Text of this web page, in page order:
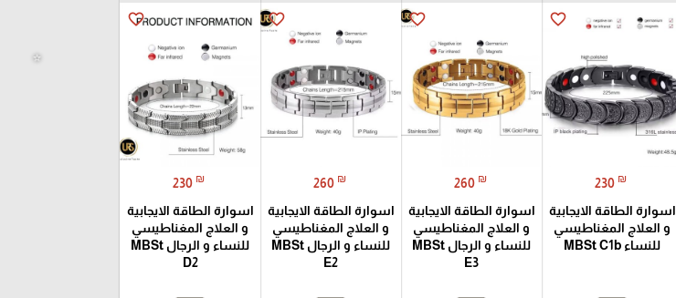
favorite_border
230 ₪
اسوارة الطاقة الايجابية
و العلاج المغناطيسي
للنساء MBSt C1b
favorite_border
260 ₪
اسوارة الطاقة الايجابية
و العلاج المغناطيسي
للنساء و الرجال MBSt
E3
favorite_border
260 ₪
اسوارة الطاقة الايجابية
و العلاج المغناطيسي
للنساء و الرجال MBSt
E2
favorite_border
230 ₪
اسوارة الطاقة الايجابية
و العلاج المغناطيسي
للنساء و الرجال MBSt
D2